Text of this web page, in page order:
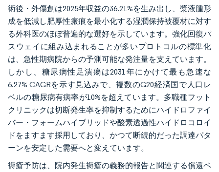
術後・外傷創は2025年収益の36.21%を生み出し、漿液腫形
成を低減し肥厚性瘢痕を最小化する湿潤保持被覆材に対す
る外科医のほぼ普遍的な選好を示しています。強化回復パ
スウェイに組み込まれることが多いプロトコルの標準化
は、急性期病院からの予測可能な発注量を支えています。
しかし、糖尿病性足潰瘍は2031年にかけて最も急速な
6.27% CAGRを示す見込みで、複数のG20経済国で人口レ
ベルの糖尿病有病率が10%を超えています。多職種フット
クリニックは切断発生率を抑制するためにハイドロファイ
バー・フォームハイブリッドや酸素透過性ハイドロコロイ
ドをますます採用しており、かつて断続的だった調達パタ
ーンを安定した需要へと変えています。
褥瘡予防は、院内発生褥瘡の義務的報告と関連する償還ペ